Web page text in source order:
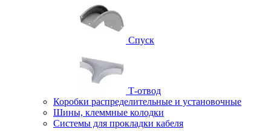
Спуск
Т-отвод
Коробки распределительные и установочные
Шины, клеммные колодки
Системы для прокладки кабеля